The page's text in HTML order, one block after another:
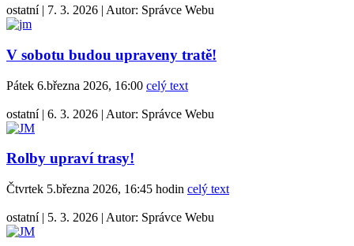
ostatní | 7. 3. 2026 | Autor: Správce Webu
V sobotu budou upraveny tratě!
Pátek 6.března 2026, 16:00 celý text
ostatní | 6. 3. 2026 | Autor: Správce Webu
Rolby upraví trasy!
Čtvrtek 5.března 2026, 16:45 hodin celý text
ostatní | 5. 3. 2026 | Autor: Správce Webu